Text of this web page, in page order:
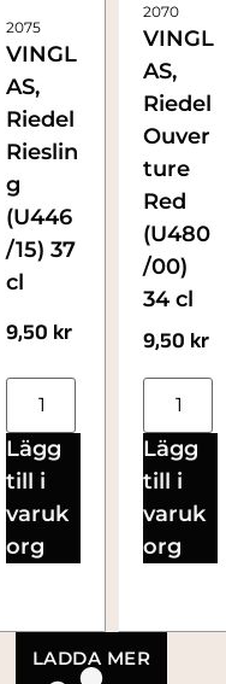
2075
VINGL
AS,
Riedel
Rieslin
g
(U446
/15) 37
cl
9,50 kr
Lägg
till i
varuk
org
2070
VINGL
AS,
Riedel
Ouver
ture
Red
(U480
/00)
34 cl
9,50 kr
Lägg
till i
varuk
org
LADDA MER